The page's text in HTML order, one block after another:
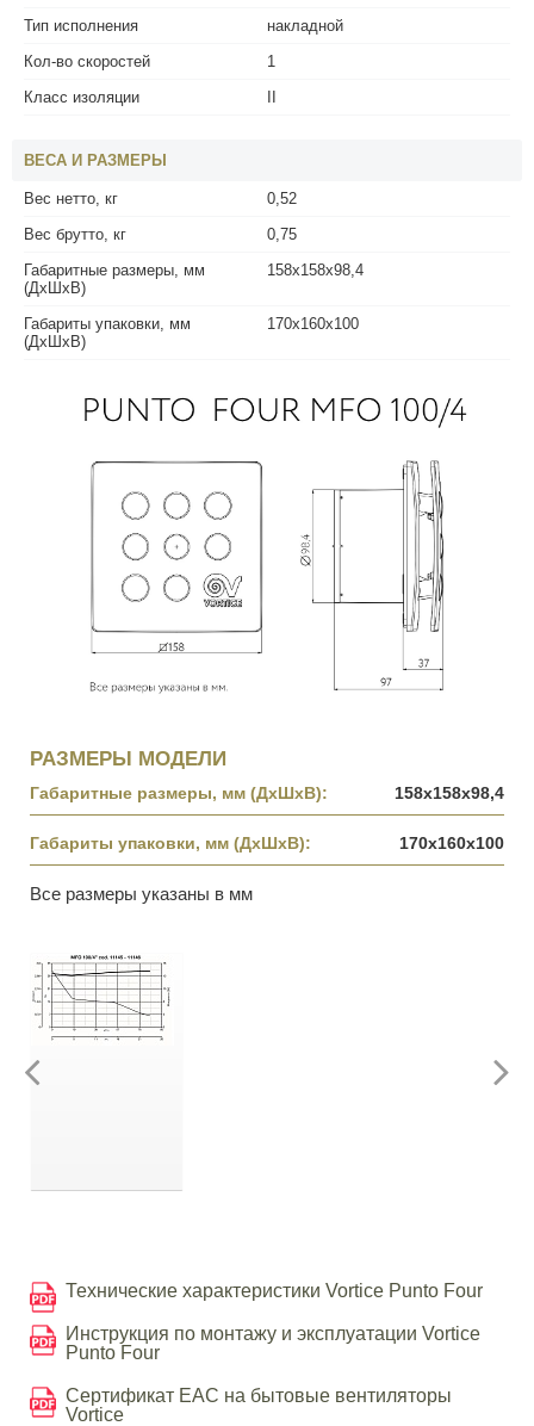
Тип исполнения
накладной
Кол-во скоростей
1
Класс изоляции
II
ВЕСА И РАЗМЕРЫ
Вес нетто, кг
0,52
Вес брутто, кг
0,75
Габаритные размеры, мм
(ДхШхВ)
158x158x98,4
Габариты упаковки, мм
(ДхШхВ)
170х160x100
РАЗМЕРЫ МОДЕЛИ
Габаритные размеры, мм (ДхШхВ): 158x158x98,4
Габариты упаковки, мм (ДхШхВ): 170х160x100
Все размеры указаны в мм
Технические характеристики Vortice Punto Four
Инструкция по монтажу и эксплуатации Vortice
Punto Four
Сертификат EAC на бытовые вентиляторы
Vortice